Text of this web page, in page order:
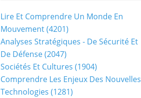
Lire Et Comprendre Un Monde En
Mouvement(4201)
Analyses Stratégiques - De Sécurité Et
De Défense(2047)
Sociétés Et Cultures (1904)
Comprendre Les Enjeux Des Nouvelles
Technologies (1281)